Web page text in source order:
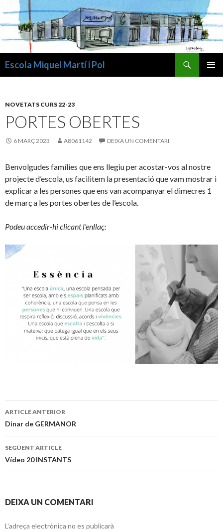
Escola Miquel Martí i Pol
NOVETATS CURS 22-23
PORTES OBERTES
6 MARÇ 2023 A8061142 DEIXA UN COMENTARI
Benvolgudes famílies que ens llegiu per acostar-vos al nostre
projecte d’escola, us facilitem la presentació que vam mostrar i
explicar a les persones que ens van acompanyar el dimecres 1
de març a les portes obertes de l’escola.
Podeu accedir-hi clicant l’enllaç:
Navegació
pels
articles
ARTICLE ANTERIOR
Dinar de GERMANOR
SEGÜENT ARTICLE
Vídeo 20 INSTANTS
DEIXA UN COMENTARI
L'adreça electrònica no es publicarà